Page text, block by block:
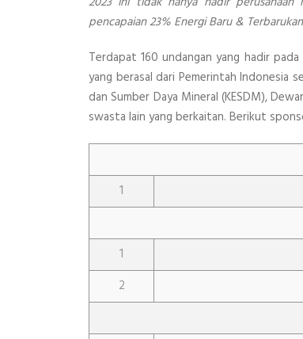
pencapaian 23% Energi Baru &
Terdapat 160 undangan yang hadir
yang berasal dari Pemerintah Indonesia
dan Sumber Daya Mineral (KESDM),
swasta lain yang berkaitan. Berikut
1
1
2